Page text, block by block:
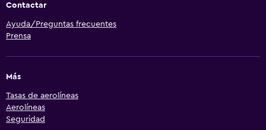
Contactar
Ayuda/Preguntas frecuentes
Prensa
Más
Tasas de aerolíneas
Aerolíneas
Seguridad